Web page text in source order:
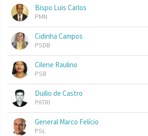
Bispo Luis Carlos
PMN
Cidinha Campos
PSDB
Cilene Raulino
PSB
Duilio de Castro
PATRI
General Marco Felício
PSL